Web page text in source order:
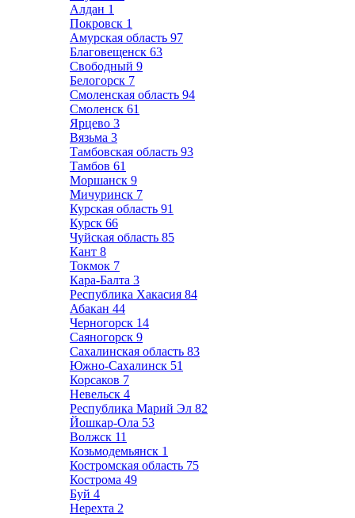
Алдан 1
Покровск 1
Амурская область 97
Благовещенск 63
Свободный 9
Белогорск 7
Смоленская область 94
Смоленск 61
Ярцево 3
Вязьма 3
Тамбовская область 93
Тамбов 61
Моршанск 9
Мичуринск 7
Курская область 91
Курск 66
Чуйская область 85
Кант 8
Токмок 7
Кара-Балта 3
Республика Хакасия 84
Абакан 44
Черногорск 14
Саяногорск 9
Сахалинская область 83
Южно-Сахалинск 51
Корсаков 7
Невельск 4
Республика Марий Эл 82
Йошкар-Ола 53
Волжск 11
Козьмодемьянск 1
Костромская область 75
Кострома 49
Буй 4
Нерехта 2